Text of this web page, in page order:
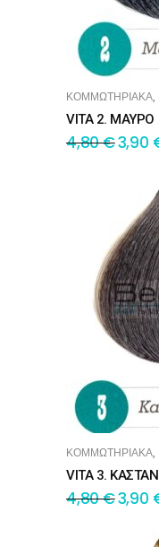
ΠΡΟΣΘΉΚΗ
ΚΟΜΜΩΤΗΡΙΑΚΑ,
VITA 2. ΜΑΥΡΟ
4,80€3,90
ΠΡΟΣΘΉΚΗ
ΚΟΜΜΩΤΗΡΙΑΚΑ,
VITA 3.
4,80€3,90